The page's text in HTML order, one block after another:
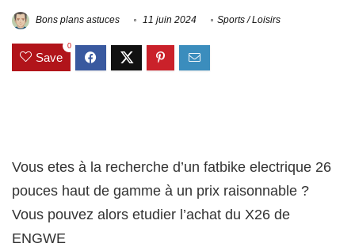
Bons plans astuces 11 juin 2024 Sports / Loisirs
Save
0
Vous etes à la recherche d’un fatbike electrique 26
pouces haut de gamme à un prix raisonnable ?
Vous pouvez alors etudier l’achat du X26 de
ENGWE